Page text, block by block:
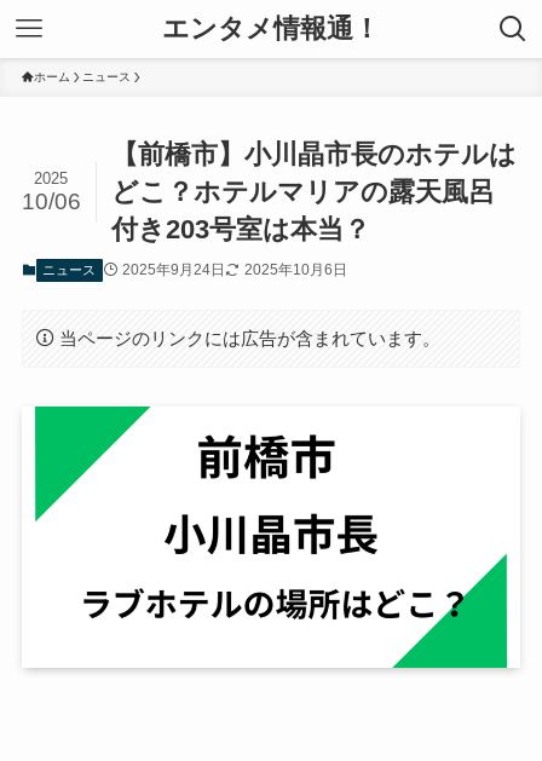
エンタメ情報通！
ホーム ニュース
【前橋市】小川晶市長のホテルは
どこ？ホテルマリアの露天風呂
付き203号室は本当？
2025
10/06
ニュース 2025年9月24日 2025年10月6日
当ページのリンクには広告が含まれています。